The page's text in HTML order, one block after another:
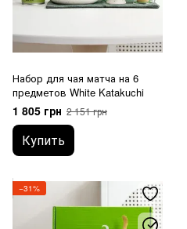
Набор для чая матча на 6
предметов White Katakuchi
1 805 грн 2 151 грн
Купить
−31%